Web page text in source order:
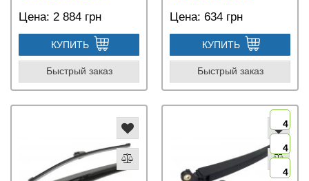
Цена: 2 884 грн
КУПИТЬ
Быстрый заказ
Цена: 634 грн
КУПИТЬ
Быстрый заказ
4
4
4